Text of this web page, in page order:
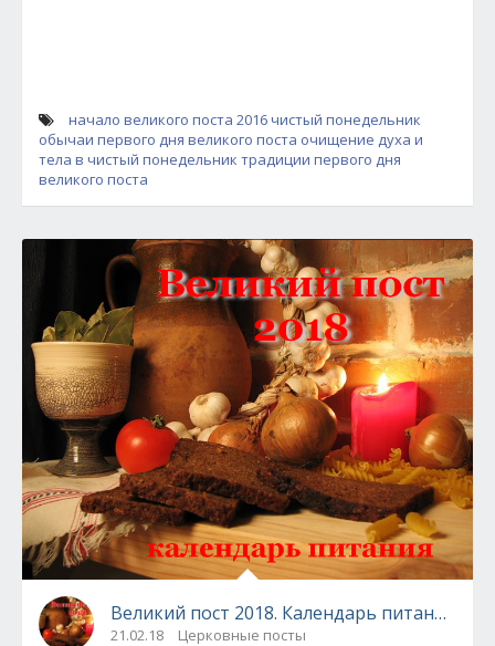
начало великого поста 2016чистый понедельник
обычаи первого дня великого поста очищение духа и
тела в чистый понедельник традиции первого дня
великого поста
Великий пост 2018. Календарь питания по
21.02.18 Церковные посты